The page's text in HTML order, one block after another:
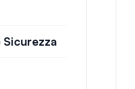
Sicurezza